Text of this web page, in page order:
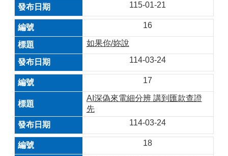
115-01-21
16
如果你/妳說
114-03-24
17
AI深偽來電細分辨 講到匯款查證
先
114-03-24
18